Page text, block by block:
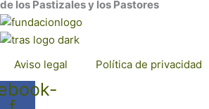
de los Pastizales y los Pastores
Aviso legal Política de privacidad